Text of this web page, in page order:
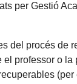
per Gestió
del procés de
professor o la
(per